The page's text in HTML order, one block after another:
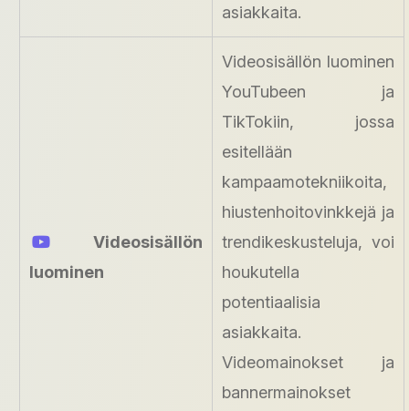
asiakkaita.
Videosisällön
luominen
Videosisällön luominen
YouTubeen ja
TikTokiin, jossa
esitellään
kampaamotekniikoita,
hiustenhoitovinkkejä ja
trendikeskusteluja, voi
houkutella
potentiaalisia
asiakkaita.
Videomainokset ja
bannermainokset